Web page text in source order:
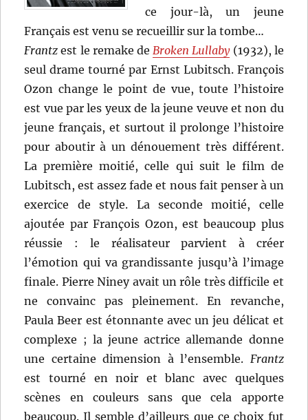
ce jour-là, un jeune
Français est venu se recueillir sur la tombe…
Frantz est le remake de Broken Lullaby(1932), le
seul drame tourné par Ernst Lubitsch. François
Ozon change le point de vue, toute l’histoire
est vue par les yeux de la jeune veuve et non du
jeune français, et surtout il prolonge l’histoire
pour aboutir à un dénouement très différent.
La première moitié, celle qui suit le film de
Lubitsch, est assez fade et nous fait penser à un
exercice de style. La seconde moitié, celle
ajoutée par François Ozon, est beaucoup plus
réussie : le réalisateur parvient à créer
l’émotion qui va grandissante jusqu’à l’image
finale. Pierre Niney avait un rôle très difficile et
ne convainc pas pleinement. En revanche,
Paula Beer est étonnante avec un jeu délicat et
complexe ; la jeune actrice allemande donne
une certaine dimension à l’ensemble. Frantz
est tourné en noir et blanc avec quelques
scènes en couleurs sans que cela apporte
beaucoup. Il semble d’ailleurs que ce choix fut